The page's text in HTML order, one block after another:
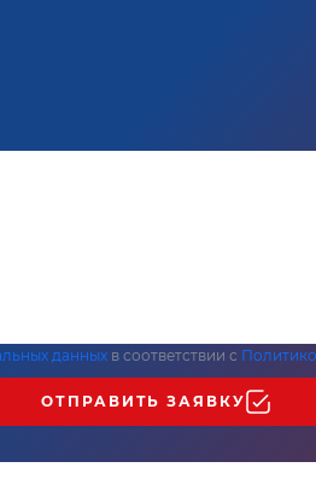
данных в соответствии с
ОТПРАВИТЬ ЗАЯВКУ